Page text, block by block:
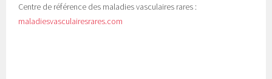
Centre de référence des maladies vasculaires rares :
maladiesvasculairesrares.com